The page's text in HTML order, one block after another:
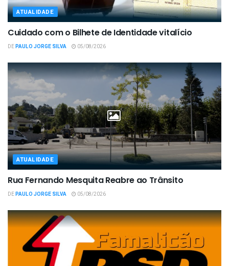
ATUALIDADE
Cuidado com o Bilhete de Identidade vitalício
DEPAULO JORGE SILVA 05/08/2026
ATUALIDADE
Rua Fernando Mesquita Reabre ao Trânsito
DEPAULO JORGE SILVA 05/08/2026